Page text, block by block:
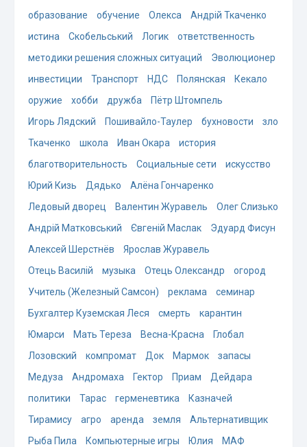
образование
обучение Олекса
Андрій Ткаченко
истина
Скобельський Логик
ответственность
методики решения сложных ситуаций
Эволюционер
инвестиции
Транспорт НДС Полянская
Кекало
оружие
хобби дружба
Пётр Штомпель
Игорь Лядский
Пошивайло-Таулер бухновости
зло
Ткаченко
школа Иван Окара
история
благотворительность
Социальные сети
искусство
Юрий Кизь
Дядько
Алёна Гончаренко
Ледовый дворец
Валентин Журавель
Олег Слизько
Андрій Матковський
Євгеній Маслак
Эдуард Фисун
Алексей Шерстнёв
Ярослав Журавель
Отець Василій
музыка Отець Олександр
огород
Учитель (Железный Самсон)
реклама
семинар
Бухгалтер Куземская Леся
смерть
карантин
Юмарси
Мать Тереза Весна-Красна
Глобал
Лозовский
компромат Док Мармок
запасы
Медуза
Андромаха Гектор Приам
Дейдара
политики
Тарас герменевтика
Казначей
Тирамису
агро аренда земля
Альтернативщик
Рыба Пила
Компьютерные игры Юлия
МАФ